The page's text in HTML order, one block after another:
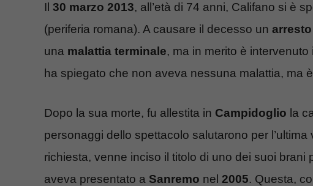
Il 30 marzo 2013, all’età di 74 anni, Califano si è
(periferia romana). A causare il decesso un
una malattia terminale, ma in merito è intervenuto il
ha spiegato che non aveva nessuna malattia, ma
Dopo la sua morte, fu allestita in Campidoglio la
personaggi dello spettacolo salutarono per l’ultima
richiesta, venne inciso il titolo di uno dei suoi brani
aveva presentato a Sanremo nel 2005. Questa,